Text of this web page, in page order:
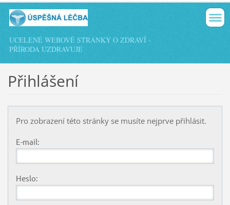
UCELENÉ WEBOVÉ STRÁNKY O ZDRAVÍ -
PŘÍRODA UZDRAVUJE
Přihlášení
Pro zobrazení této stránky se musíte nejprve přihlásit.
E-mail:
Heslo: